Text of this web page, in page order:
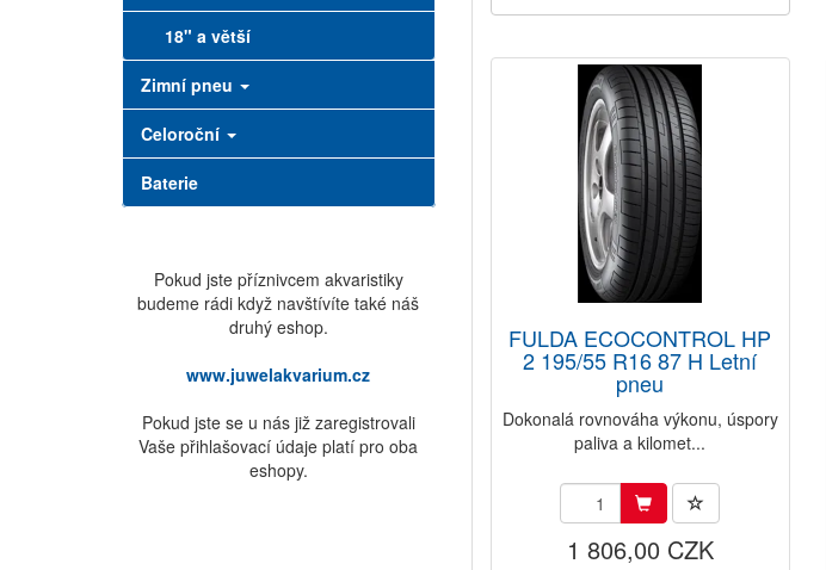
18" a větší
Zimní pneu
Celoroční
Baterie
Pokud jste příznivcem akvaristiky
budeme rádi když navštívíte také náš
druhý eshop.
www.juwelakvarium.cz
Pokud jste se u nás již zaregistrovali
Vaše přihlašovací údaje platí pro oba
eshopy.
FULDA ECOCONTROL HP
2 195/55 R16 87 H Letní
pneu
Dokonalá rovnováha výkonu, úspory
paliva a kilomet...
1 806,00 CZK